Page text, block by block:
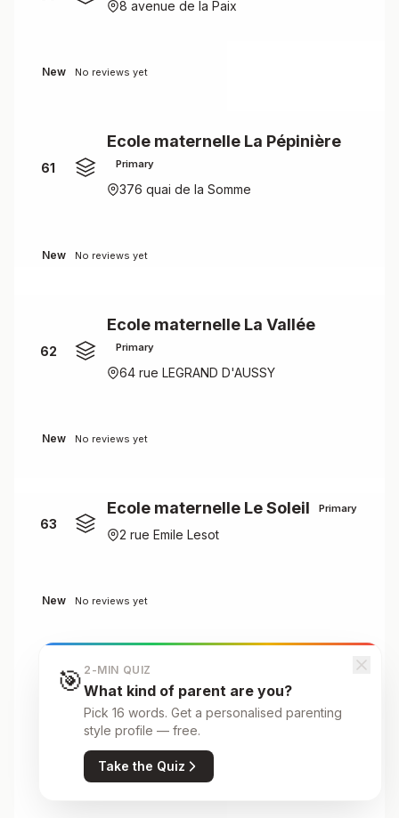
8 avenue de la Paix
New No reviews yet
61
Ecole maternelle La Pépinière
Primary
376 quai de la Somme
New No reviews yet
62
Ecole maternelle La Vallée
Primary
64 rue LEGRAND D'AUSSY
New No reviews yet
63
Ecole maternelle Le Soleil Primary
2 rue Emile Lesot
New No reviews yet
Ecole maternelle Léo Lagrange
Primary
Rue Rameau
No reviews yet
🎯 2-MIN QUIZ
What kind of parent are you?
Pick 16 words. Get a personalised parenting
style profile — free.
Take the Quiz